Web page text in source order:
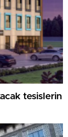
tesislerin